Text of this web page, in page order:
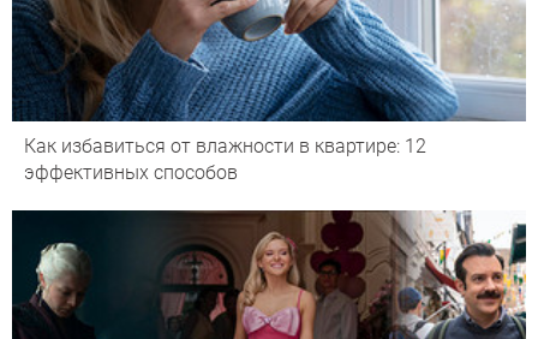
Как избавиться от влажности в квартире: 12
эффективных способов